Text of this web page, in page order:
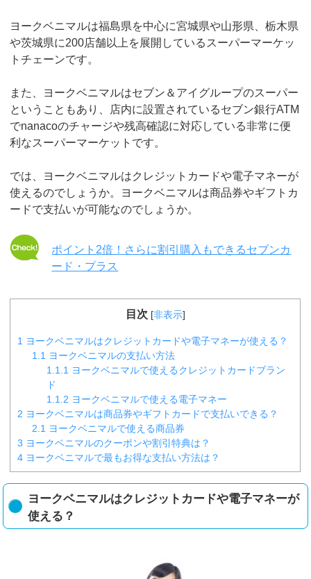
ヨークベニマルは福島県を中心に宮城県や山形県、栃木県
や茨城県に200店舗以上を展開しているスーパーマーケッ
トチェーンです。
また、ヨークベニマルはセブン＆アイグループのスーパー
ということもあり、店内に設置されているセブン銀行ATM
でnanacoのチャージや残高確認に対応している非常に便
利なスーパーマーケットです。
では、ヨークベニマルはクレジットカードや電子マネーが
使えるのでしょうか。ヨークベニマルは商品券やギフトカ
ードで支払いが可能なのでしょうか。
ポイント2倍！さらに割引購入もできるセブンカ
ード・プラス
目次 [非表示]
1 ヨークベニマルはクレジットカードや電子マネーが使える？
1.1 ヨークベニマルの支払い方法
1.1.1 ヨークベニマルで使えるクレジットカードブラン
ド
1.1.2 ヨークベニマルで使える電子マネー
2 ヨークベニマルは商品券やギフトカードで支払いできる？
2.1 ヨークベニマルで使える商品券
3 ヨークベニマルのクーポンや割引特典は？
4 ヨークベニマルで最もお得な支払い方法は？
ヨークベニマルはクレジットカードや電子マネーが
使える？